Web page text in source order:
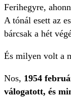
Ferihegyre,
A tónál esett az
bárcsak a hét
És milyen volt a
Nos, 1954
válogatott, és